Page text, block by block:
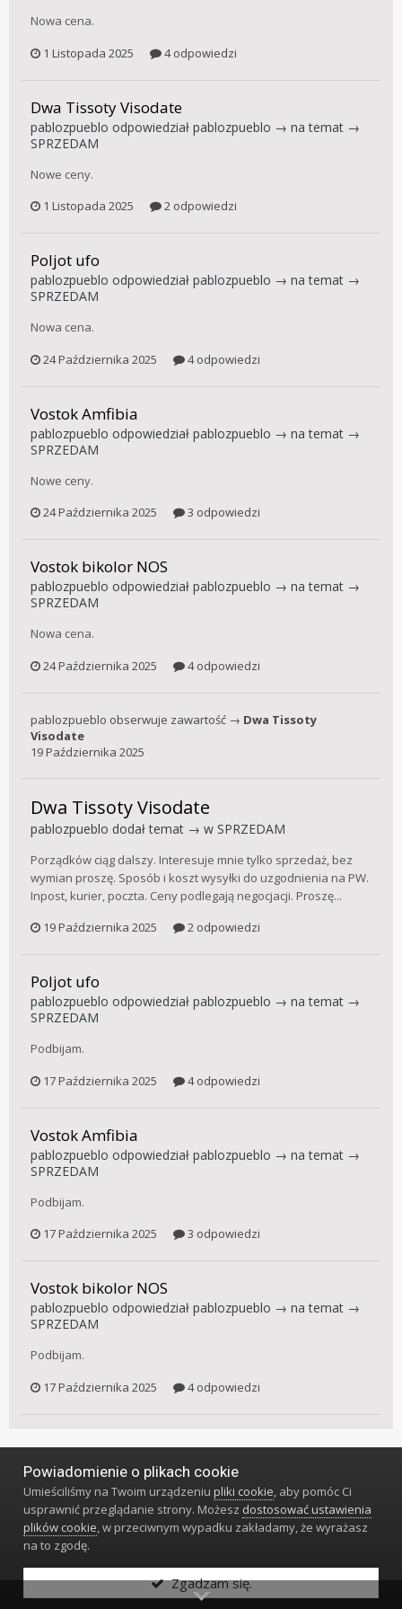
Nowa cena.
1 Listopada 2025
4 odpowiedzi
Dwa Tissoty Visodate
pablozpueblo odpowiedział pablozpueblo → na temat →
SPRZEDAM
Nowe ceny.
1 Listopada 2025
2 odpowiedzi
Poljot ufo
pablozpueblo odpowiedział pablozpueblo → na temat →
SPRZEDAM
Nowa cena.
24 Października 2025
4 odpowiedzi
Vostok Amfibia
pablozpueblo odpowiedział pablozpueblo → na temat →
SPRZEDAM
Nowe ceny.
24 Października 2025
3 odpowiedzi
Vostok bikolor NOS
pablozpueblo odpowiedział pablozpueblo → na temat →
SPRZEDAM
Nowa cena.
24 Października 2025
4 odpowiedzi
pablozpueblo obserwuje zawartość → Dwa Tissoty
Visodate
19 Października 2025
Dwa Tissoty Visodate
pablozpueblo dodał temat → w SPRZEDAM
Porządków ciąg dalszy. Interesuje mnie tylko sprzedaż, bez
wymian proszę. Sposób i koszt wysyłki do uzgodnienia na PW.
Inpost, kurier, poczta. Ceny podlegają negocjacji. Proszę...
19 Października 2025
2 odpowiedzi
Poljot ufo
pablozpueblo odpowiedział pablozpueblo → na temat →
SPRZEDAM
Podbijam.
17 Października 2025
4 odpowiedzi
Vostok Amfibia
pablozpueblo odpowiedział pablozpueblo → na temat →
SPRZEDAM
Podbijam.
17 Października 2025
3 odpowiedzi
Vostok bikolor NOS
pablozpueblo odpowiedział pablozpueblo → na temat →
SPRZEDAM
Podbijam.
17 Października 2025
4 odpowiedzi
Język Styl Polityka prywatności
Klub Miłośników Zegarów i Zegarków
Powered by Invision Community
Powiadomienie o plikach cookie
Umieściliśmy na Twoim urządzeniupliki cookie, aby pomóc Ci
usprawnić przeglądanie strony. Możesz dostosować ustawienia
plików cookie, w przeciwnym wypadku zakładamy, że wyrażasz
na to zgodę.
Zgadzam się.